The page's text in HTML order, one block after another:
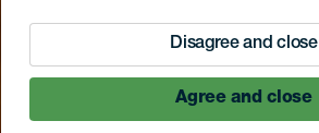
Disagree and close
Agree and close